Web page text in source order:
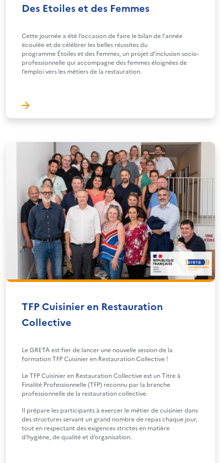
Des Etoiles et des Femmes
Cette journée a été l’occasion de faire le bilan de l’année
écoulée et de célébrer les belles réussites du
programme Étoiles et des Femmes, un projet d’inclusion socio-
professionnelle qui accompagne des femmes éloignées de
l’emploi vers les métiers de la restauration.
TFP Cuisinier en Restauration
Collective
Le GRETA est fier de lancer une nouvelle session de la
formation TFP Cuisinier en Restauration Collective !
Le TFP Cuisinier en Restauration Collective est un Titre à
Finalité Professionnelle (TFP) reconnu par la branche
professionnelle de la restauration collective.
Il prépare les participants à exercer le métier de cuisinier dans
des structures servant un grand nombre de repas chaque jour,
tout en respectant des exigences strictes en matière
d’hygiène, de qualité et d’organisation.